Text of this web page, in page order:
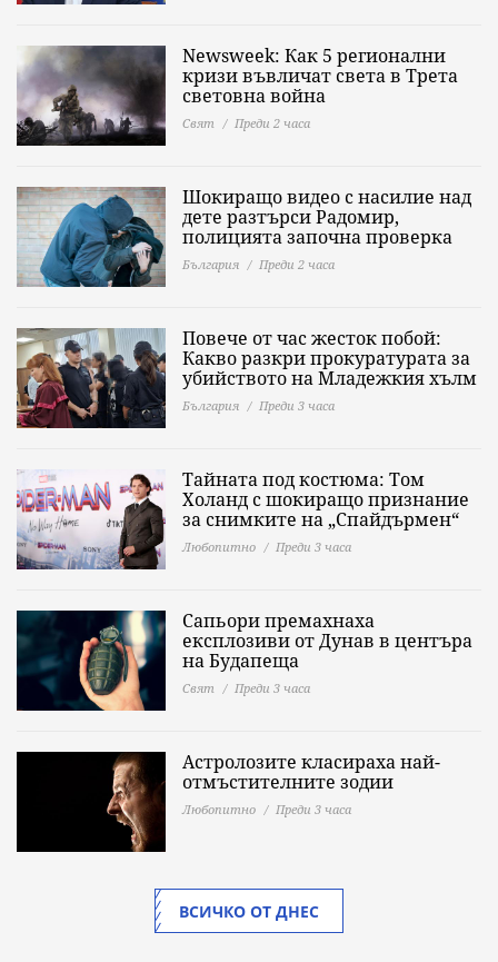
Newsweek: Как 5 регионални
кризи въвличат света в Трета
световна война
Свят Преди 2 часа
Шокиращо видео с насилие над
дете разтърси Радомир,
полицията започна проверка
България Преди 2 часа
Повече от час жесток побой:
Какво разкри прокуратурата за
убийството на Младежкия хълм
България Преди 3 часа
Тайната под костюма: Том
Холанд с шокиращо признание
за снимките на „Спайдърмен“
Любопитно Преди 3 часа
Сапьори премахнаха
експлозиви от Дунав в центъра
на Будапеща
Свят Преди 3 часа
Астролозите класираха най-
отмъстителните зодии
Любопитно Преди 3 часа
ВСИЧКО ОТ ДНЕС